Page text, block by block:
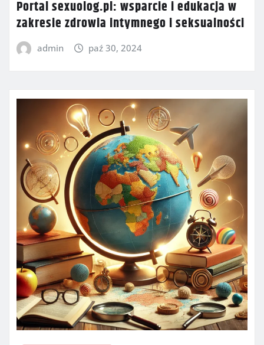
Portal sexuolog.pl: wsparcie i edukacja w
zakresie zdrowia intymnego i seksualności
admin paź 30, 2024